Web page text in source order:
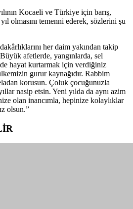
Kocaeli ve Türkiye için barış,
olmasını temenni ederek, sözlerini şu
her daim yakından takip
afetlerde, yangınlarda, sel
hayat kurtarmak için verdiğiniz
gurur kaynağıdır. Rabbim
korusun. Çoluk çocuğunuzla
nasip etsin. Yeni yılda da aynı azim
olan inancımla, hepinize kolaylıklar
olsun.”